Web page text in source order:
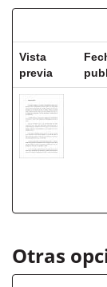
Vista
previa
Otras